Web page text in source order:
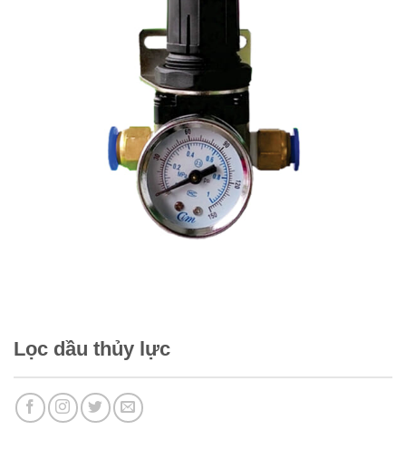
Lọc dầu thủy lực